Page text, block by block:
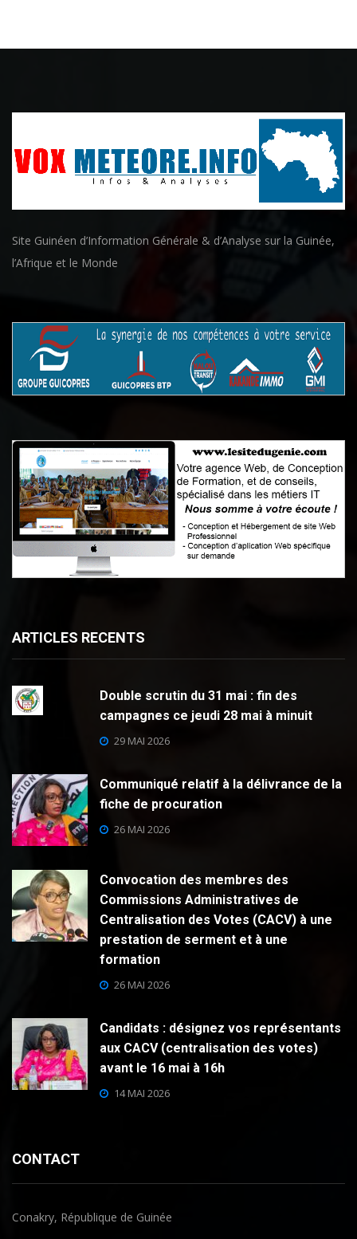
Site Guinéen d’Information Générale & d’Analyse sur la Guinée,
l’Afrique et le Monde
ARTICLES RECENTS
Double scrutin du 31 mai : fin des
campagnes ce jeudi 28 mai à minuit
29 MAI 2026
Communiqué relatif à la délivrance de la
fiche de procuration
26 MAI 2026
Convocation des membres des
Commissions Administratives de
Centralisation des Votes (CACV) à une
prestation de serment et à une
formation
26 MAI 2026
Candidats : désignez vos représentants
aux CACV (centralisation des votes)
avant le 16 mai à 16h
14 MAI 2026
CONTACT
Conakry, République de Guinée